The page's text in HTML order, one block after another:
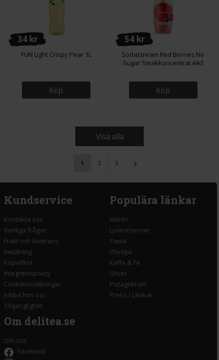
34 kr
FUN Light Crispy Pear 1L
Köp
54 kr
Sodastream Red Berries No
Sugar Smakkoncentrat 44cl
Köp
Visa alla
1 2 3
Kundservice
Kontakta oss
Vanliga frågor
Frakt och leverans
Betalning
Köpvillkor
Integritetspolicy
Cookieinställningar
Jobba hos oss
Tillgänglighet
Populära länkar
Monin
Lyxkonserver
Pasta
Olivolja
Kaffe & Te
Oliver
Pistagekräm
Press / Länkar
Om delitea.se
Om oss
Facebook